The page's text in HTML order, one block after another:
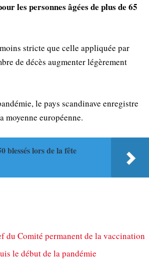
les personnes âgées de plus de 65
stricte que celle appliquée par
de décès augmenter légèrement
le pays scandinave enregistre
moyenne européenne.
blessés lors de la fête
du Comité permanent de la vaccination
le début de la pandémie